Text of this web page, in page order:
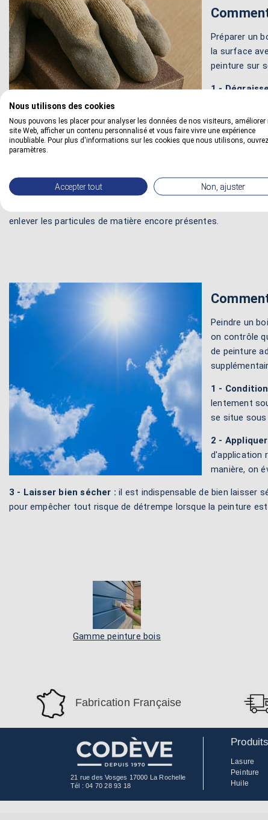
Préparer un
la surface
peinture sur
1 -
des
surface
2 - Poncer le
pour
arrive à
3 - Retirer
aspirateur, d'un balais ou d'un souffleur de bricolage par
enlever les particules de matière encore présentes.
Peindre un
on contrôle
de peinture
1 -
lentement
se situe sous
2 -
d'application
manière, on
3 - Laisser bien sécher : il est indispensable de bien laisser
pour empêcher tout risque de détrempe lorsque la peinture
Gamme peinture bois
Fabrication Française
21 rue des Vosges 17000 La Rochelle
Tél :04 70 28 93 18
Produits
Lasure
Peinture
Huile
Nous utilisons des cookies
Nous pouvons les placer pour analyser les données de nos visiteurs, améliorer
site Web, afficher un contenu personnalisé et vous faire vivre une expérience
inoubliable. Pour plus d'informations sur les cookies que nous utilisons,
paramètres.
Accepter tout Non, ajuster